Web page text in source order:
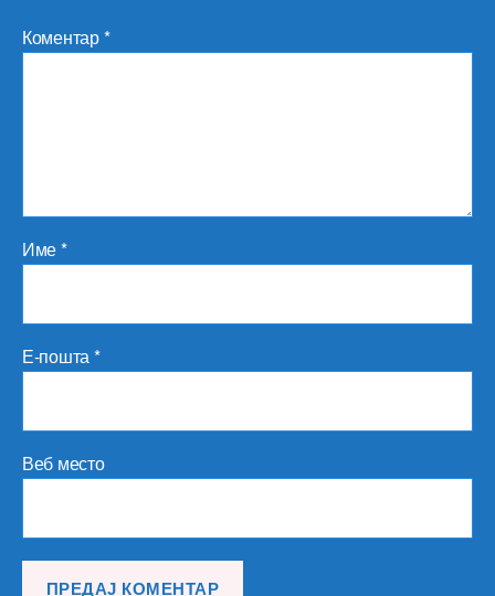
Коментар*
Име*
Е-пошта*
Веб место